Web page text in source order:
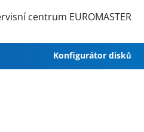
centrum EUROMASTER
Konfigurátor disků